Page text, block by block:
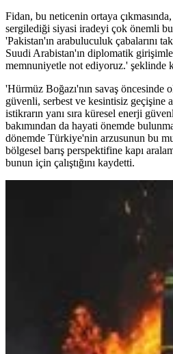
Fidan, bu neticenin ortaya
sergilediği siyasi iradeyi çok önemli
'Pakistan'ın arabuluculuk çabalarını
Suudi Arabistan'ın diplomatik
memnuniyetle not ediyoruz.' şeklinde
'Hürmüz Boğazı'nın savaş
güvenli, serbest ve kesintisiz geçişine
istikrarın yanı sıra küresel enerji
bakımından da hayati önemde
dönemde Türkiye'nin arzusunun bu
bölgesel barış perspektifine kapı
bunun için çalıştığını kaydetti.